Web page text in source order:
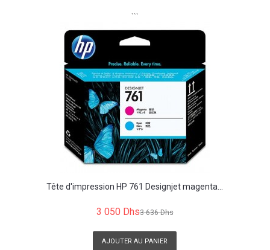
```
Tête d'impression HP 761 Designjet magenta...
3 050 Dhs3 636 Dhs
AJOUTER AU PANIER